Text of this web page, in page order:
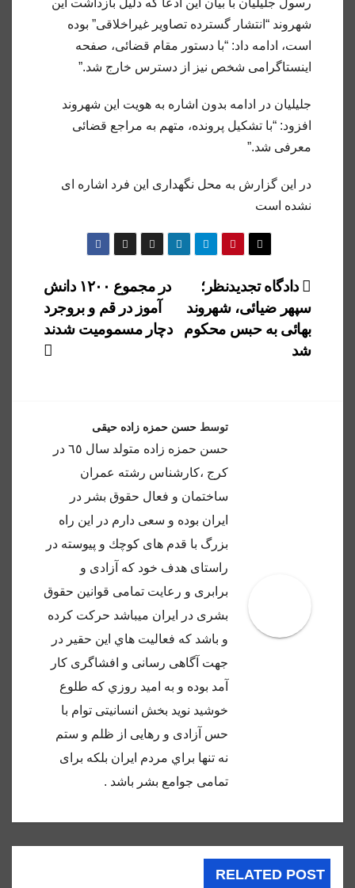
شهروند “انتشار گسترده تصاویر غیراخلاقی” بوده
است، ادامه داد: “با دستور مقام قضائی، صفحه
اینستاگرامی شخص نیز از دسترس خارج شد.”
جلیلیان در ادامه بدون اشاره به هویت این شهروند
افزود: “با تشکیل پرونده، متهم به مراجع قضائی
معرفی شد.”
در این گزارش به محل نگهداری این فرد اشاره ای
نشده است
راهبری
نوشته
در مجموع ۱۲۰۰ دانش
آموز در قم و بروجرد
دچار مسمومیت شدند
دادگاه تجدیدنظر؛
سپهر ضیائی، شهروند
بهائی به حبس محکوم
شد
توسط حسن حمزه زاده حیقی
حسن حمزه زاده متولد سال ٦٥ در
كرج ،كارشناس رشته عمران
ساختمان و فعال حقوق بشر در
ايران بوده و سعى دارم در اين راه
بزرگ با قدم هاى كوچك و پيوسته در
راستاى هدف خود كه آزادى و
برابرى و رعايت تمامى قوانين حقوق
بشرى در ايران ميباشد حركت كرده
و باشد كه فعاليت هاي اين حقير در
جهت آگاهى رسانى و افشاگرى كار
آمد بوده و به اميد روزي كه طلوع
خوشيد نويد بخش انسانيتى توام با
حس آزادى و رهايى از ظلم و ستم
نه تنها براي مردم ايران بلكه براى
تمامى جوامع بشر باشد .
RELATED POST